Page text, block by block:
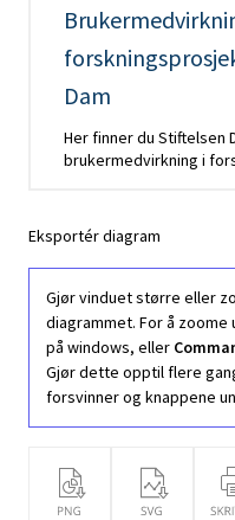
Dam
Her finner du Stiftelsen
brukermedvirkning i
Eksportér diagram
Gjør vinduet større eller
diagrammet. For å zoome
på windows, eller
Gjør dette opptil flere
forsvinner og knappene